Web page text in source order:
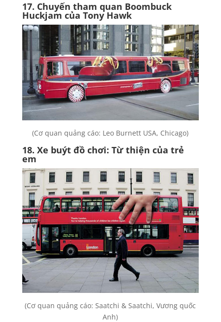
17. Chuyến tham quan Boombuck
Huckjam của Tony Hawk
(Cơ quan quảng cáo: Leo Burnett USA, Chicago)
18. Xe buýt đồ chơi: Từ thiện của trẻ
em
(Cơ quan quảng cáo: Saatchi & Saatchi, Vương quốc
Anh)